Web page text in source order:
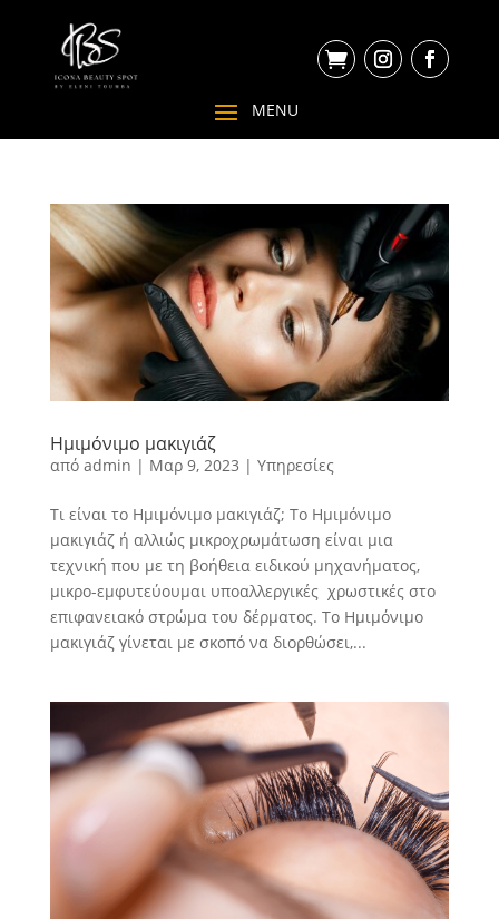

Ημιμόνιμο μακιγιάζ
από admin | Μαρ 9, 2023 | Υπηρεσίες
Τι είναι το Ημιμόνιμο μακιγιάζ; Το Ημιμόνιμο
μακιγιάζ ή αλλιώς μικροχρωμάτωση είναι μια
τεχνική που με τη βοήθεια ειδικού μηχανήματος,
μικρο-εμφυτεύουμαι υποαλλεργικές χρωστικές στο
επιφανειακό στρώμα του δέρματος. Το Ημιμόνιμο
μακιγιάζ γίνεται με σκοπό να διορθώσει,...